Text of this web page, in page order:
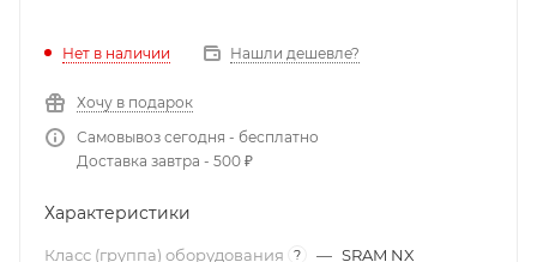
Нет в наличии Нашли дешевле?
Хочу в подарок
Самовывоз сегодня - бесплатно
Доставка завтра - 500 ₽
Характеристики
Класс (группа) оборудования ? — SRAM NX